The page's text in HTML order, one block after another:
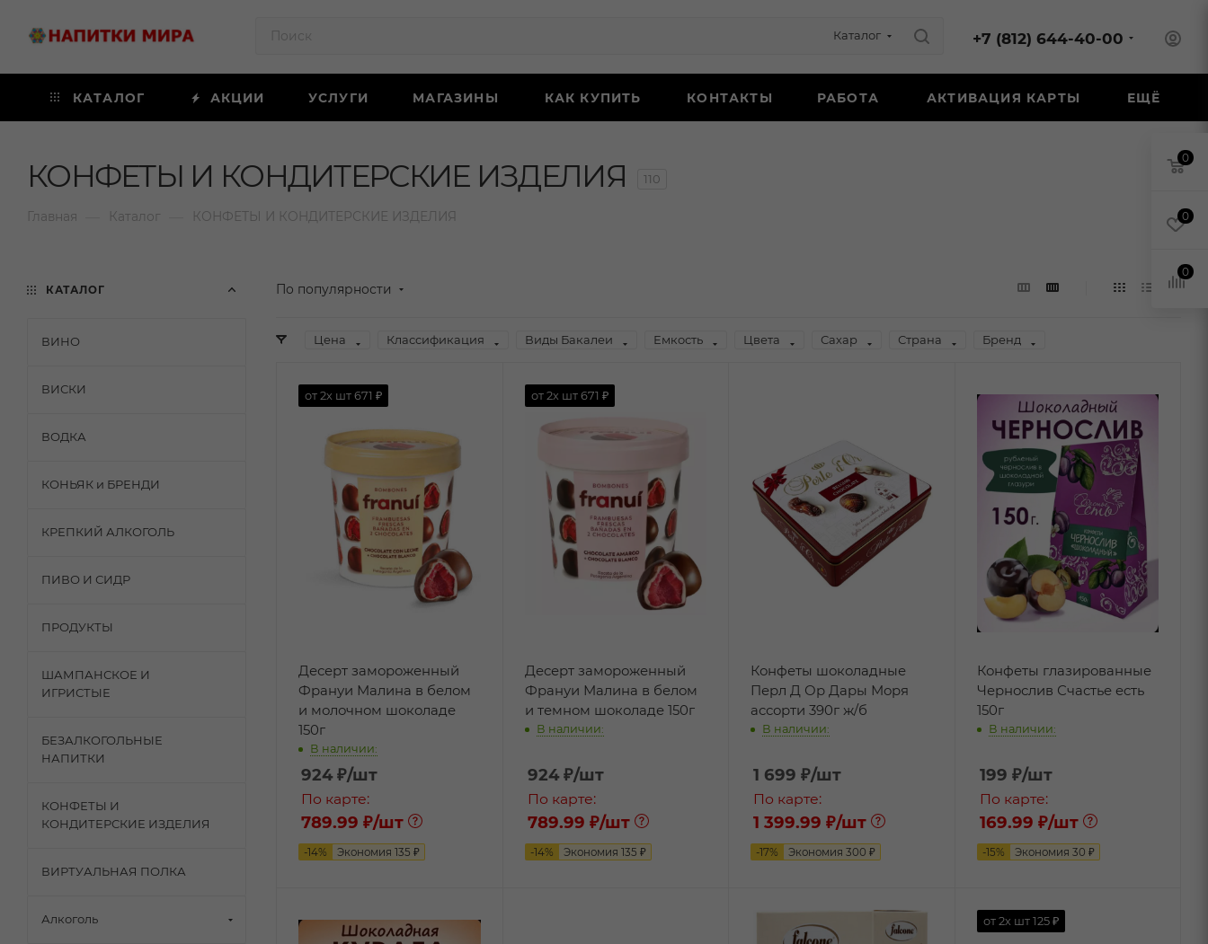
Каталог +7 (812) 644-40-00
КАТАЛОГ АКЦИИ УСЛУГИ МАГАЗИНЫ КАК КУПИТЬ КОНТАКТЫ РАБОТА АКТИВАЦИЯ КАРТЫ ЕЩЁ
КОНФЕТЫ И КОНДИТЕРСКИЕ ИЗДЕЛИЯ 110
Главная Каталог КОНФЕТЫ И КОНДИТЕРСКИЕ ИЗДЕЛИЯ
По популярности
Цена Классификация Виды Бакалеи Емкость Цвета Сахар Страна Бренд
от 2х шт 671 ₽
Десерт замороженный
Франуи Малина в белом
и молочном шоколаде
150г
В наличии:
924 ₽/шт
По карте:
789.99 ₽/шт
-14% Экономия 135 ₽
от 2х шт 671 ₽
Десерт замороженный
Франуи Малина в белом
и темном шоколаде 150г
В наличии:
924₽/шт
По карте:
789.99 ₽/шт
-14% Экономия 135 ₽
Конфеты шоколадные
Перл Д Ор Дары Моря
ассорти 390г ж/б
В наличии:
1 699 ₽/шт
По карте:
1 399.99 ₽/шт
-17% Экономия 300 ₽
Конфеты глазированные
Чернослив Счастье есть
150г
В наличии:
199 ₽/шт
По карте:
169.99 ₽/шт
-15% Экономия 30 ₽
от 2х шт 125 ₽
КАТАЛОГ
ВИНО
ВИСКИ
ВОДКА
КОНЬЯК и БРЕНДИ
КРЕПКИЙ АЛКОГОЛЬ
ПИВО И СИДР
ПРОДУКТЫ
ШАМПАНСКОЕ И
ИГРИСТЫЕ
БЕЗАЛКОГОЛЬНЫЕ
НАПИТКИ
КОНФЕТЫ И
КОНДИТЕРСКИЕ ИЗДЕЛИЯ
ВИРТУАЛЬНАЯ ПОЛКА
Алкоголь
0
0
0